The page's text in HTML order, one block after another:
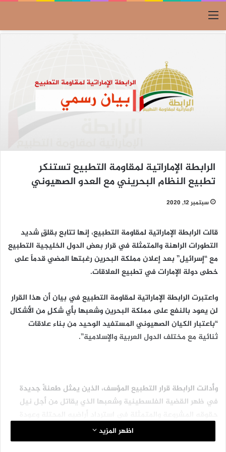
القائمة
الرابطة الإماراتية لمقاومة التطبيع تستنكر
تطبيع النظام البحريني مع العدو الصهيوني
سبتمبر 12, 2020
قالت الرابطة الإماراتية لمقاومة التطبيع، إنها تتابع بقلقٍ شديد
التطورات الراهنة والمتمثلة في قرار بعض الدول الخليجية التطبيع
مع “إسرائيل” بعد إعلان مملكة البحرين رغبتها المضي قدماً على
خطى دولة الإمارات في تطبيع العلاقات.
واعتبرت الرابطة الإماراتية لمقاومة التطبيع في بيان أن هذا القرار
لن يعود بالنفع على مملكة البحرين وشعبها بأي شكلٍ من الأشكال
“باعتبار الكيان الصهيوني المستفيد الوحيد من بناء علاقات
ثنائية مع مختلف الدول العربية والإسلامية”.
وأدانت الرابطة قرار التطبيع المؤسف، الذين يمثل طعنةً جديدة
في ظهر القضية الفلسطينية وشعبها الذي يقاتل من أجل نيل
اللاجئين والإعلان عن إقامة دولته المستقلة وعاصمتها القدس
الشريف.
اظهر المزيد